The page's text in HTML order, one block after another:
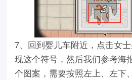
7、回到婴儿车附近，点击女
现这个符号，然后我们参考海
个图案，需要按照左上、左下